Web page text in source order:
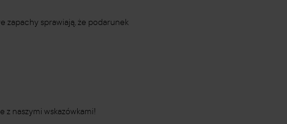
zapachy sprawiają, że podarunek
naszymi wskazówkami!